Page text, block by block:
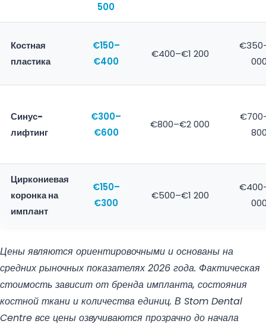
500
Костная
пластика
€150–
€400
€400–€1 200
Синус-
лифтинг
€300–
€600
€800–€2 000
Циркониевая
коронка на
имплант
€150–
€300
€500–€1 200
Цены являются ориентировочными и основаны на
средних рыночных показателях 2026 года. Фактическая
стоимость зависит от бренда импланта, состояния
костной ткани и количества единиц. В Stom Dental
Centre все цены озвучиваются прозрачно до начала